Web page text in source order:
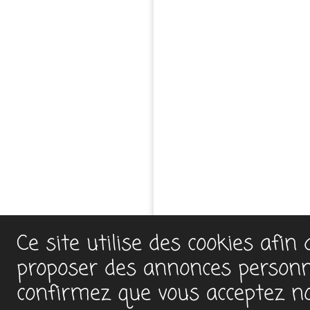
Ce site utilise des cookies afin
proposer des annonces
confirmez que vous acceptez
©2016-2025 SRL Creas'Perles L&E